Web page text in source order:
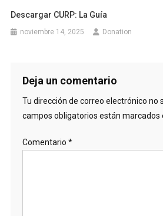
Descargar CURP: La Guía
noviembre 14, 2025 Donation
Deja un comentario
Tu dirección de correo electrónico no
campos obligatorios están marcados
Comentario *